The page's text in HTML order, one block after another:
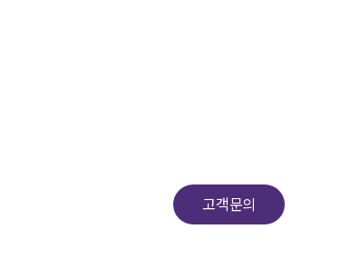
고객문의